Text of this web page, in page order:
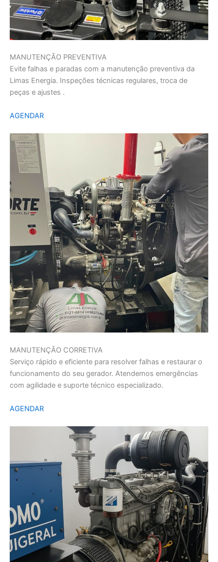
MANUTENÇÃO PREVENTIVA
Evite falhas e paradas com a manutenção preventiva da
Limas Energia. Inspeções técnicas regulares, troca de
peças e ajustes .
AGENDAR
MANUTENÇÃO CORRETIVA
Serviço rápido e eficiente para resolver falhas e restaurar o
funcionamento do seu gerador. Atendemos emergências
com agilidade e suporte técnico especializado.
AGENDAR